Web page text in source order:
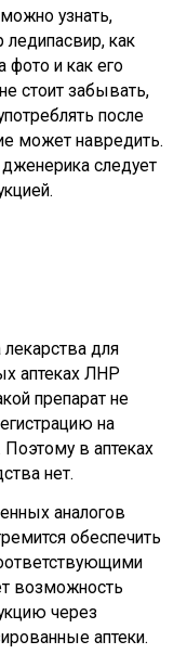
узнать,
как
фото и как его
стоит забывать,
после
может навредить.
следует
для
аптеках ЛНР
препарат не
на
в аптеках
нет.
аналогов
обеспечить
возможность
через
аптеки.